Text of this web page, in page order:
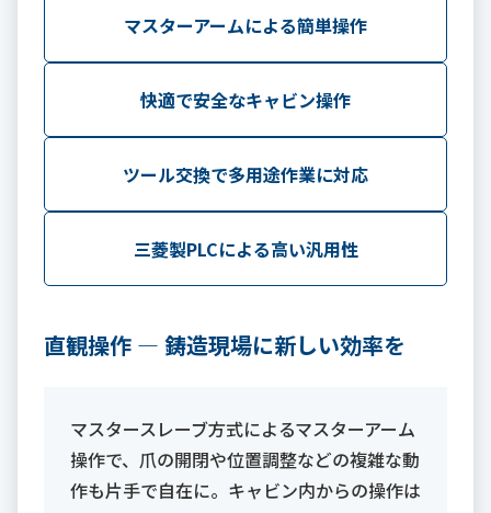
マスターアームによる簡単操作
快適で安全なキャビン操作
ツール交換で多用途作業に対応
三菱製PLCによる高い汎用性
直観操作 ― 鋳造現場に新しい効率を
マスタースレーブ方式によるマスターアーム
操作で、爪の開閉や位置調整などの複雑な動
作も片手で自在に。キャビン内からの操作は